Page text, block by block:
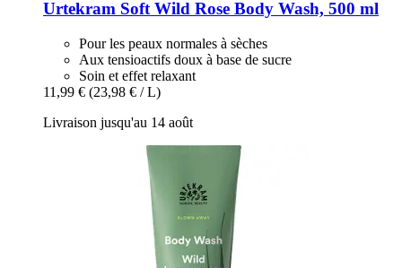
Urtekram Soft Wild Rose Body Wash, 500 ml
Pour les peaux normales à sèches
Aux tensioactifs doux à base de sucre
Soin et effet relaxant
11,99 € (23,98 € / L)
Livraison jusqu'au 14 août